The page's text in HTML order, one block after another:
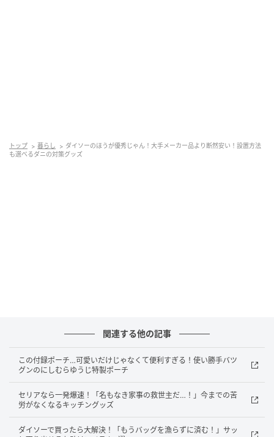
トップ 暮らし
ダイソーのほうが優秀じゃん！大手メーカー品より断然安い！設置方法
も選べるダニの対策グッズ
関連する他の記事
この付録ポーチ…可愛いだけじゃなくて便利すぎる！使い勝手バツ
グンのにしむらゆうじ特製ポーチ
セリアなら一発爆速！「名もなき家事の救世主だ…！」今までの苦
労がなくなるキッチングッズ
ダイソーで買ったら大解決！「もうバッグを漁らずに済む！」サッ